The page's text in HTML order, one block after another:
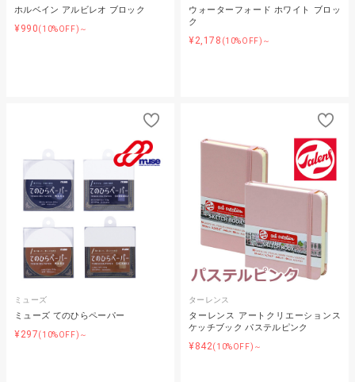
ホルベイン アルビレオ ブロック
¥990(10%OFF)～
ウォーターフォード ホワイト ブロッ
ク
¥2,178 (10%OFF)～
ミューズ
ミューズ てのひらペーパー
¥297(10%OFF)～
ターレンス
ターレンス アートクリエーションス
ケッチブック パステルピンク
¥842(10%OFF)～